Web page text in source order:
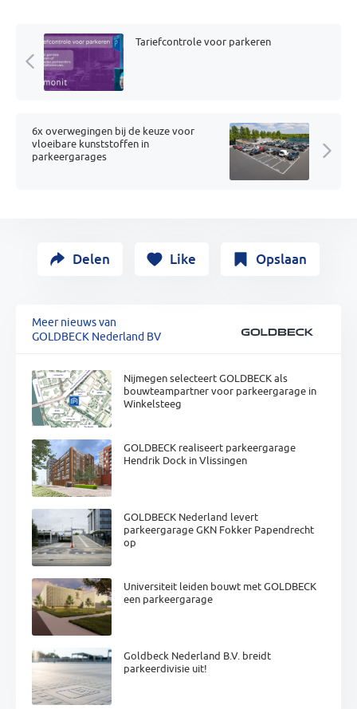
Tariefcontrole voor parkeren
6x overwegingen bij de keuze voor
vloeibare kunststoffen in
parkeergarages
Delen Like Opslaan
Meer nieuws van
GOLDBECK Nederland BV
Nijmegen selecteert GOLDBECK als
bouwteampartner voor parkeergarage in
Winkelsteeg
GOLDBECK realiseert parkeergarage
Hendrik Dock in Vlissingen
GOLDBECK Nederland levert
parkeergarage GKN Fokker Papendrecht
op
Universiteit leiden bouwt met GOLDBECK
een parkeergarage
Goldbeck Nederland B.V. breidt
parkeerdivisie uit!